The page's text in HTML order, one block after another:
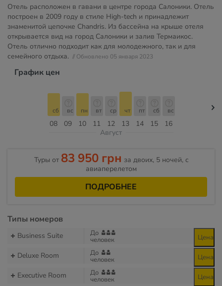
Отель расположен в гавани в центре города Салоники. Отель
построен в 2009 году в стиле High-tech и принадлежит
знаменитой цепочке Chandris. Из бассейна на крыше отеля
открывается вид на город Салоники и залив Термаикос.
Отель отлично подходит как для молодежного, так и для
семейного отдыха. // Обновлено 05 января 2023
График цен
08
сб
09
вс
10
пн
11
вт
12
ср
13
чт
14
пт
15
сб
16
вс
Август
Туры от 83 950 грн за двоих, 5 ночей, c
авиаперелетом
ПОДРОБНЕЕ
Типы номеров
Business Suite До
человек Цена
Deluxe Room До
человек Цена
Executive Room До
человек Цена